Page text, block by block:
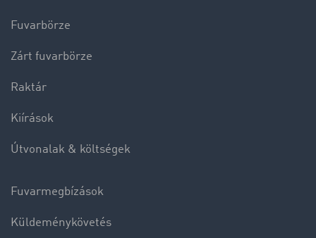
Fuvarbörze
Zárt fuvarbörze
Raktár
Kiírások
Útvonalak & költségek
Fuvarmegbízások
Küldeménykövetés